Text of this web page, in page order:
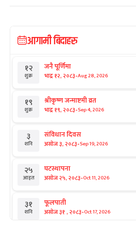
आगामी बिदाहरु
१२
शुक्र
जनै पूर्णिमा
भाद्र १२, २०८३-Aug 28, 2026
१९
शुक्र
श्रीकृष्ण जन्माष्टमी व्रत
भाद्र १९, २०८३-Sep 4, 2026
३
शनि
संविधान दिवस
असोज ३, २०८३-Sep 19, 2026
२५
आइत
घटस्थापना
असोज २५, २०८३-Oct 11, 2026
३१
शनि
फूलपाती
असोज ३१ , २०८३-Oct 17, 2026